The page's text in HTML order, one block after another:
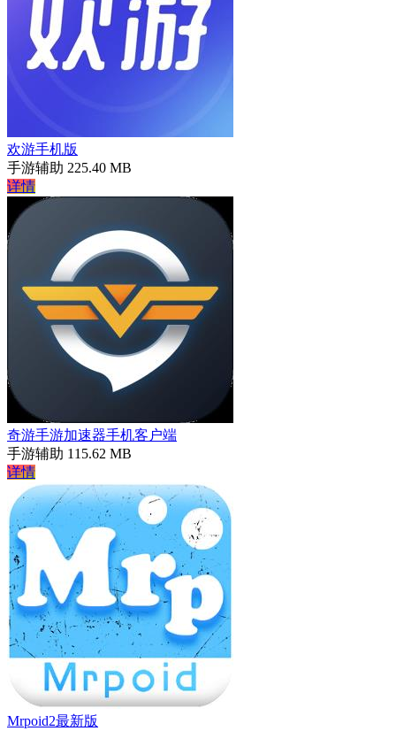
欢游手机版
手游辅助 225.40 MB
详情
奇游手游加速器手机客户端
手游辅助 115.62 MB
详情
Mrpoid2最新版